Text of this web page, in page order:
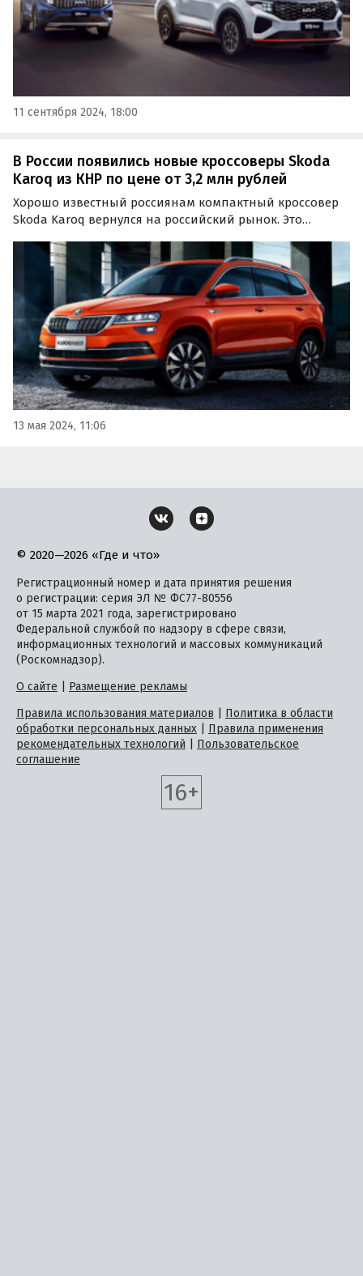
11 сентября 2024, 18:00
В России появились новые кроссоверы Skoda
Karoq из КНР по цене от 3,2 млн рублей
Хорошо известный россиянам компактный кроссовер
Skoda Karoq вернулся на российский рынок. Это
называемых «профессиональных продавцов», которые
смогли наладить «серые» поставки таких паркетников
прямо из…
13 мая 2024, 11:06
© 2020—2026 «Где и что»
Регистрационный номер и дата принятия решения
о регистрации: серия ЭЛ № ФС77-80556
от 15 марта 2021 года, зарегистрировано
Федеральной службой по надзору в сфере связи,
информационных технологий и массовых коммуникаций
(Роскомнадзор).
О сайте
Размещение рекламы
Правила использования материалов
Политика в области
обработки персональных данных
Правила применения
рекомендательных технологий
Пользовательское
соглашение
16+